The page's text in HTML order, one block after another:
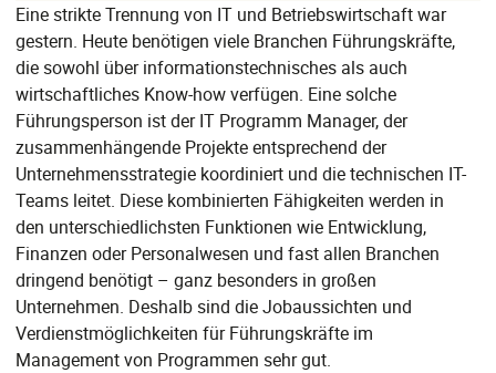
Eine strikte Trennung von IT und Betriebswirtschaft war
gestern. Heute benötigen viele Branchen Führungskräfte,
die sowohl über informationstechnisches als auch
wirtschaftliches Know-how verfügen. Eine solche
Führungsperson ist der IT Programm Manager, der
zusammenhängende Projekte entsprechend der
Unternehmensstrategie koordiniert und die technischen IT-
Teams leitet. Diese kombinierten Fähigkeiten werden in
den unterschiedlichsten Funktionen wie Entwicklung,
Finanzen oder Personalwesen und fast allen Branchen
dringend benötigt – ganz besonders in großen
Unternehmen. Deshalb sind die Jobaussichten und
Verdienstmöglichkeiten für Führungskräfte im
Management von Programmen sehr gut.